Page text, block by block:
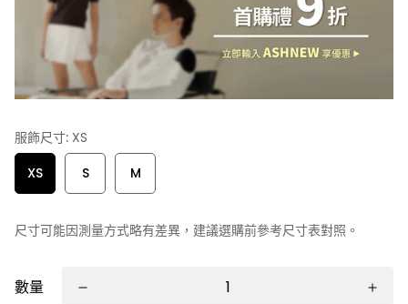
服飾尺寸: XS
XS
S M
尺寸可能因測量方式略有差異，建議選購前參考尺寸表對照。
數量